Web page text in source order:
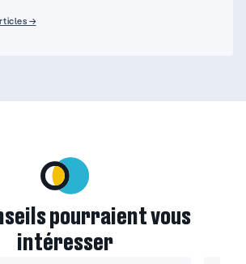
→
pourraient vous
intéresser